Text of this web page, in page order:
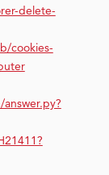
delete-
cookies-